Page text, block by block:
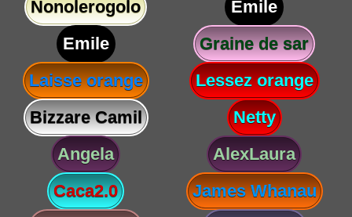
Nonolerogolo
Emile
Emile
Graine de sar
Laisse orange
Lessez orange
Bizzare Camil
Netty
Angela
AlexLaura
Caca2.0
James Whanau